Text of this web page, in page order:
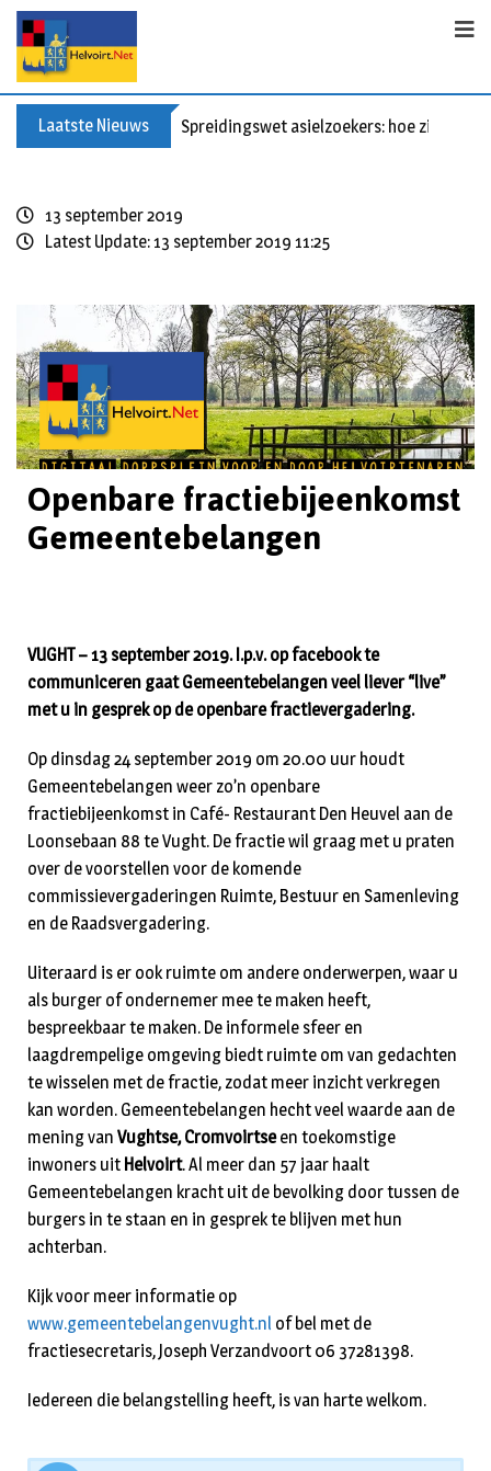
Laatste Nieuws Spreidingswet asielzoekers: hoe zit dat?
13 september 2019
Latest Update: 13 september 2019 11:25
Openbare fractiebijeenkomst
Gemeentebelangen
VUGHT – 13 september 2019. I.p.v. op facebook te
communiceren gaat Gemeentebelangen veel liever “live”
met u in gesprek op de openbare fractievergadering.
Op dinsdag 24 september 2019 om 20.00 uur houdt
Gemeentebelangen weer zo’n openbare
fractiebijeenkomst in Café- Restaurant Den Heuvel aan de
Loonsebaan 88 te Vught. De fractie wil graag met u praten
over de voorstellen voor de komende
commissievergaderingen Ruimte, Bestuur en Samenleving
en de Raadsvergadering.
Uiteraard is er ook ruimte om andere onderwerpen, waar u
als burger of ondernemer mee te maken heeft,
bespreekbaar te maken. De informele sfeer en
laagdrempelige omgeving biedt ruimte om van gedachten
te wisselen met de fractie, zodat meer inzicht verkregen
kan worden. Gemeentebelangen hecht veel waarde aan de
mening van Vughtse, Cromvoirtseen toekomstige
inwoners uit Helvoirt. Al meer dan 57 jaar haalt
Gemeentebelangen kracht uit de bevolking door tussen de
burgers in te staan en in gesprek te blijven met hun
achterban.
Kijk voor meer informatie op
www.gemeentebelangenvught.nl of bel met de
fractiesecretaris, Joseph Verzandvoort 06 37281398.
Iedereen die belangstelling heeft, is van harte welkom.